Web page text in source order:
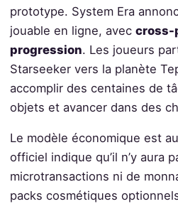
prototype. System Era
jouable en ligne, avec cross-
progression. Les joueurs
Starseeker vers la planète
accomplir des centaines de
objets et avancer dans des
Le modèle économique est
officiel indique qu’il n’y aura
microtransactions ni de
packs cosmétiques